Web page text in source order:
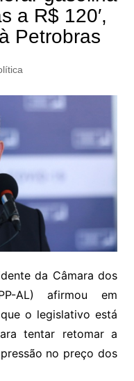
a R$ 120′,
Petrobras
da Câmara dos
AL) afirmou em
o legislativo está
tentar retomar a
no preço dos